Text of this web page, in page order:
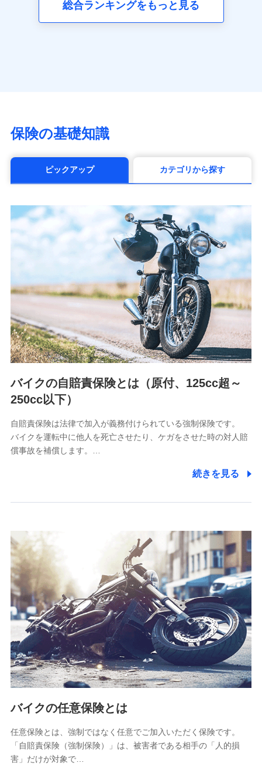
アクサ生命保険株式会社
（https://www.axa.co.jp/）
第一ネオ生命保険株式会社
（https://neofirst.co.jp/）
life.co.jp）
太陽生命保険株式会社（https://www.taiyo-
（https://www.zurichlife.co.jp/）
東京海上日動あんしん生命保険株式会社
（https://www.tmn-anshin.co.jp/）
なないろ生命保険株式会社
（https://www.nanairolife.co.jp/）
日本生命保険相互会社
（https://www.nissay.co.jp）
はなさく生命保険株式会社
（https://www.life8739.co.jp/）
マニュライフ生命保険株式会社
（https://www.manulife.co.jp/）
三井住友海上あいおい生命保険株式会社
メットライフ生命株式会社
(https://www.metlife.co.jp/)
メディケア生命保険株式会社
（https://www.medicarelife.com/）
■少額短期保険
SBIリスタ少額短期保険会社
(https://www.jishin.co.jp/)
スマートプラス少額短期保険株式会社
（https://www.smartplus-insurance.com/）
チューリッヒ少額短期保険株式会社
(https://www.zurichssi.co.jp/)
Tokio Marine X少額短期保険株式会社
(https://www.tokiomarine-x.co.jp/)
ペットメディカルサポート株式会社
(https://pshoken.co.jp/)
リトルファミリー少額短期保険株式会社
(https://www.littlefamily-ssi.com/)
2.共同募集を行う代理店から受領する個人情報
郵便、電話、およびＥメール等により、当社と取引のあるも
しくは委託を受けている保険会社・提携会社の保険その他に
関する情報を提供し、金融商品等の契約を勧奨するため、ま
た維持管理等の委託業務遂行のため、またそれらに付帯、関
総合ランキングをもっと見る
保険の基礎知識
ピックアップ カテゴリから探す
バイクの自賠責保険とは（原付、125cc超～
250cc以下）
自賠責保険は法律で加入が義務付けられている強制保険です。
バイクを運転中に他人を死亡させたり、ケガをさせた時の対人賠
償事故を補償します。…
続きを見る
バイクの任意保険とは
任意保険とは、強制ではなく任意でご加入いただく保険です。
「自賠責保険（強制保険）」は、被害者である相手の「人的損
害」だけが対象で…